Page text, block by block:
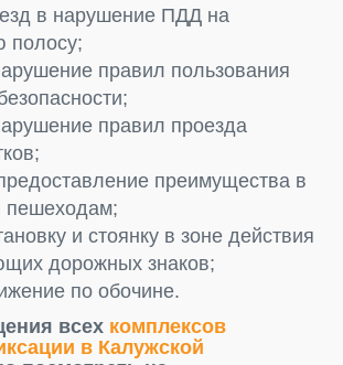
в нарушение ПДД на
полосу;
правил пользования
правил проезда
преимущества в
пешеходам;
и стоянку в зоне действия
дорожных знаков;
по обочине.
всех комплексов
в Калужской